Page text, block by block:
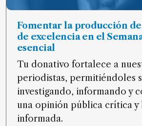
Fomentar la producción
de excelencia en el
esencial
Tu donativo fortalece a
periodistas, permitiéndoles
investigando, informando y
una opinión pública crítica y
informada.